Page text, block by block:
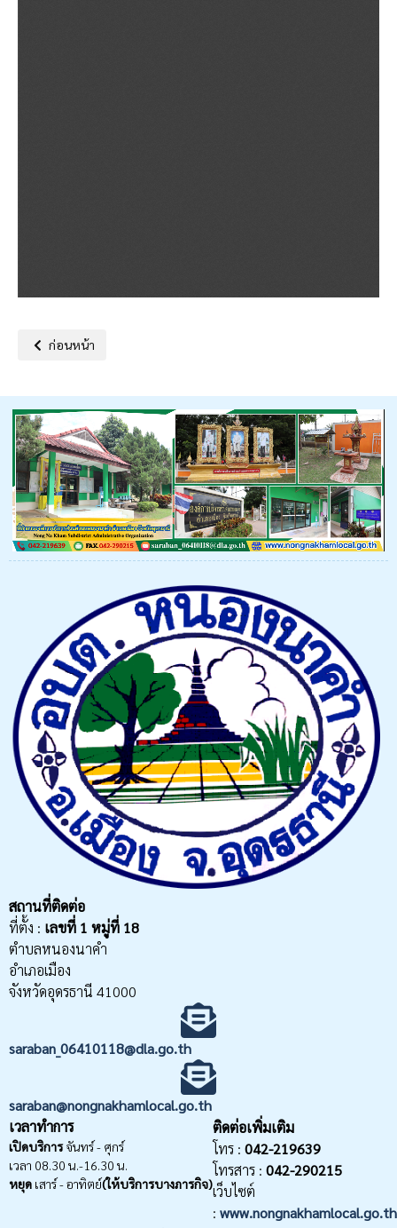
เนื้อหาก่อนหน้า: ประกาศองค์การบริหารส่วนตำบลหนองนาคำเรื่อง น
ก่อนหน้า
สถานที่ติดต่อ
ที่ตั้ง : เลขที่ 1 หมู่ที่ 18
ตำบลหนองนาคำ
อำเภอเมือง
จังหวัดอุดรธานี 41000
saraban_06410118@dla.go.th
saraban@nongnakhamlocal.go.th
เวลาทำการ
เปิดบริการจันทร์ - ศุกร์
เวลา 08.30 น.-16.30 น.
หยุด เสาร์ - อาทิตย์(ให้บริการบางภารกิจ)
ติดต่อเพิ่มเติม
โทร : 042-219639
โทรสาร : 042-290215
เว็บไซต์
: www.nongnakhamlocal.go.th